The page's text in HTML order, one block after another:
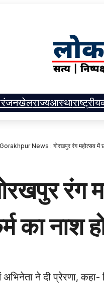
खेलराज्यआस्थाराष्ट्रीय
Gorakhpur News : गोरखपुर रंग महोत्सव में
रंग
का नाश
ने दी प्रेरणा,